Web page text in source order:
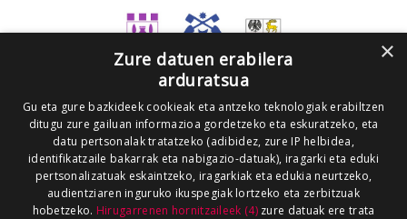
×
Zure datuen erabilera
arduratsua
Gu eta gure bazkideek cookieak eta antzeko teknologiak erabiltzen
ditugu zure gailuan informazioa gordetzeko eta eskuratzeko, eta
datu pertsonalak tratatzeko (adibidez, zure IP helbidea,
identifikatzaile bakarrak eta nabigazio-datuak), iragarki eta eduki
pertsonalizatuak eskaintzeko, iragarkiak eta edukia neurtzeko,
audientziaren inguruko ikuspegiak lortzeko eta zerbitzuak
hobetzeko. Hirugarrenen hornitzaileek (4)zure datuak ere trata